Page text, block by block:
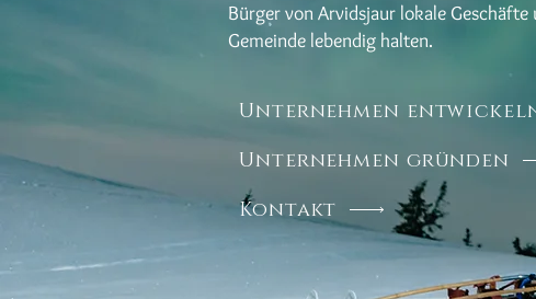
Bürger von Arvidsjaur lokale
Gemeinde lebendig halten.
Unternehmen
Unternehmen gründen
Kontakt